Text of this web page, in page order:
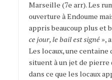
Marseille (7e arr). Les
ouverture à Endoume
appris beaucoup plus et
ce jour, le bail est signé »,
Les locaux, une centaine
situent à un jet de pierre
dans ce que les locaux